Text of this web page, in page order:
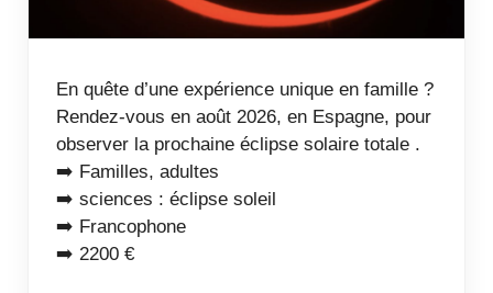
En quête d’une expérience unique en famille ?
Rendez-vous en août 2026, en Espagne, pour
observer la prochaine éclipse solaire totale .
➡️ Familles, adultes
➡️ sciences : éclipse soleil
➡️ Francophone
➡️ 2200 €